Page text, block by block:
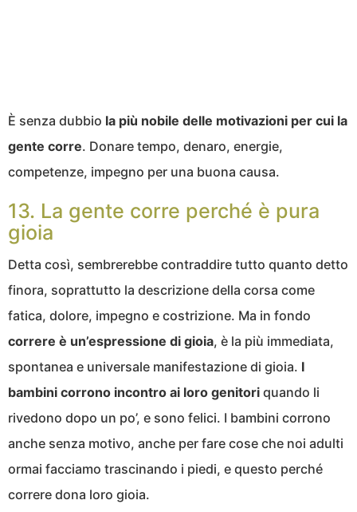
È senza dubbio la più nobile delle motivazioni per cui la
gente corre. Donare tempo, denaro, energie,
competenze, impegno per una buona causa.
13. La gente corre perché è pura
gioia
Detta così, sembrerebbe contraddire tutto quanto detto
finora, soprattutto la descrizione della corsa come
fatica, dolore, impegno e costrizione. Ma in fondo
correre è un’espressione di gioia, è la più immediata,
spontanea e universale manifestazione di gioia. I
bambini corrono incontro ai loro genitori quando li
rivedono dopo un po’, e sono felici. I bambini corrono
anche senza motivo, anche per fare cose che noi adulti
ormai facciamo trascinando i piedi, e questo perché
correre dona loro gioia.